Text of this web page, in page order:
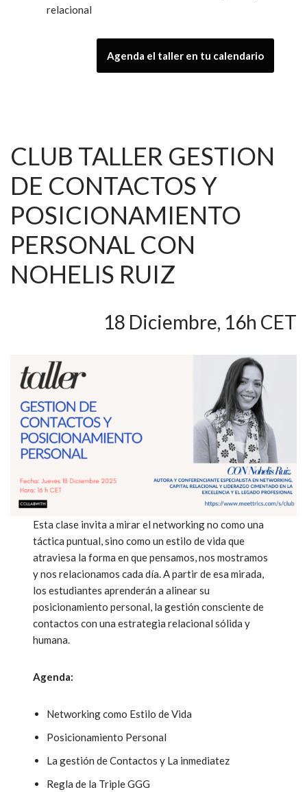
relacional
Agenda el taller en tu calendario
CLUB TALLER GESTION
DE CONTACTOS Y
POSICIONAMIENTO
PERSONAL CON
NOHELIS RUIZ
18 Diciembre, 16h CET
Esta clase invita a mirar el networking no como una
táctica puntual, sino como un estilo de vida que
atraviesa la forma en que pensamos, nos mostramos
y nos relacionamos cada día. A partir de esa mirada,
los estudiantes aprenderán a alinear su
posicionamiento personal, la gestión consciente de
contactos con una estrategia relacional sólida y
humana.
Agenda:
Networking como Estilo de Vida
Posicionamiento Personal
La gestión de Contactos y La inmediatez
Regla de la Triple GGG